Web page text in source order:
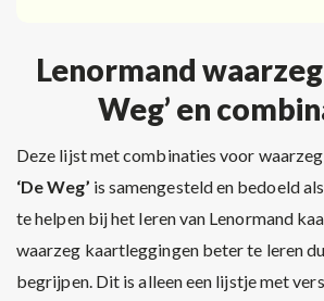
Lenormand
Weg’ en
Deze lijst met combinaties voor
‘De Weg’ is samengesteld en bedoeld
te helpen bij het leren van Lenormand
waarzeg kaartleggingen beter te leren
begrijpen. Dit is alleen een lijstje met